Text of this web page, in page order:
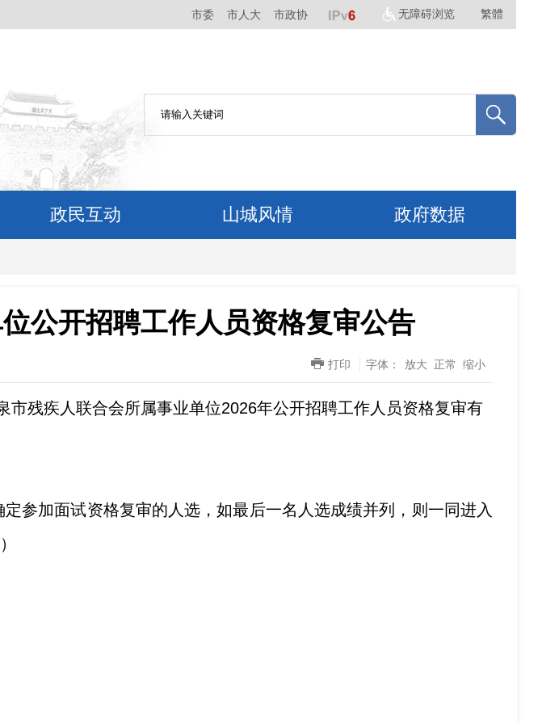
市委 市人大 市政协 无障碍浏览 繁體
政民互动 山城风情 政府数据
公开招聘工作人员资格复审公告
打印 字体： 放大 正常 缩小
残疾人联合会所属事业单位2026年公开招聘工作人员资格复审有
参加面试资格复审的人选，如最后一名人选成绩并列，则一同进入